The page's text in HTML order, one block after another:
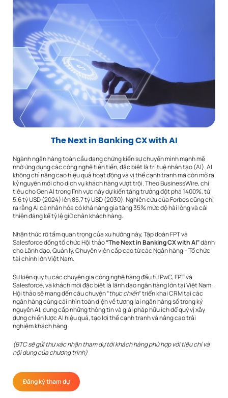
The Next in Banking CX with AI
Ngành ngân hàng toàn cầu đang chứng kiến sự chuyển mình mạnh mẽ
nhờ ứng dụng các công nghệ tiên tiến, đặc biệt là trí tuệ nhân tạo (AI). AI
không chỉ nâng cao hiệu quả hoạt động và vị thế cạnh tranh mà còn mở ra
kỷ nguyên mới cho dịch vụ khách hàng vượt trội. Theo BusinessWire, chi
tiêu cho Gen AI trong lĩnh vực này dự kiến tăng trưởng đột phá 1400%, từ
5,6 tỷ USD (2024) lên 85,7 tỷ USD (2030). Nghiên cứu của Forbes cũng chỉ
ra rằng AI cá nhân hóa có khả năng gia tăng 35% mức độ hài lòng và cải
thiện đáng kể tỷ lệ giữ chân khách hàng.
Nhận thức rõ tầm quan trọng của xu hướng này, Tập đoàn FPT và
Salesforce đồng tổ chức Hội thảo“The Next in Banking CX with AI”dành
cho Lãnh đạo, Quản lý, Chuyên viên cấp cao từ các Ngân hàng – Tổ chức
tài chính lớn Việt Nam.
Sự kiện quy tụ các chuyên gia công nghệ hàng đầu từ PwC, FPT và
Salesforce, và khách mời đặc biệt là lãnh đạo ngân hàng lớn tại Việt Nam.
Hội thảo sẽ mang đến câu chuyện “thực chiến” triển khai CRM tại các
ngân hàng cùng cái nhìn toàn diện về tương lai ngân hàng số trong kỷ
nguyên AI, cung cấp những thông tin và giải pháp hữu ích để quý vị xây
dựng chiến lược AI hiệu quả, tạo lợi thế cạnh tranh và nâng cao trải
nghiệm khách hàng.
(BTC sẽ gửi thư xác nhận tham dự tới khách hàng phù hợp với tiêu chí và
nội dung của chương trình)
Đăng ký tham dự